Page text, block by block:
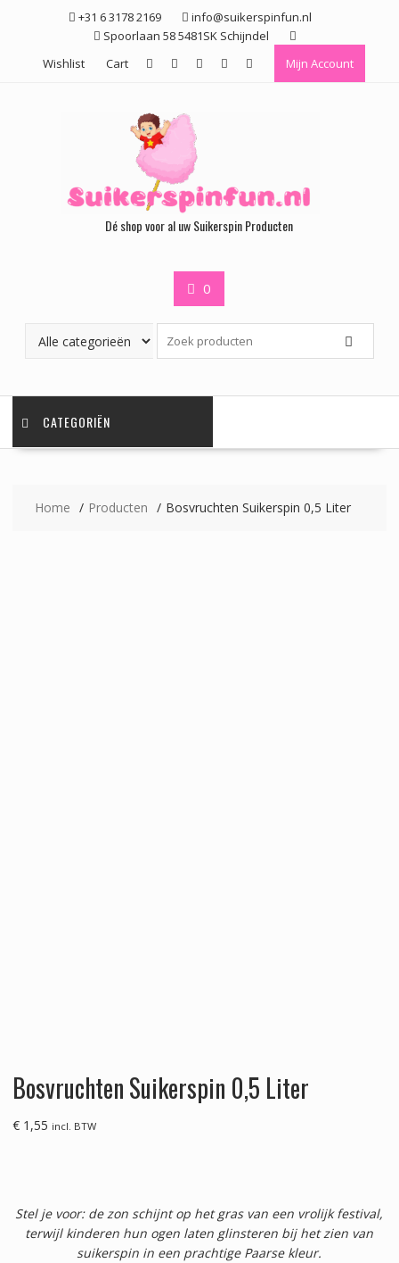
+31 6 3178 2169
info@suikerspinfun.nl
Spoorlaan 58 5481SK Schijndel
Wishlist
Cart Mijn Account
Dé shop voor al uw Suikerspin Producten
0
CATEGORIËN
Home Producten Bosvruchten Suikerspin 0,5 Liter
Bosvruchten Suikerspin 0,5 Liter
€1,55 incl. BTW
Stel je voor: de zon schijnt op het gras van een vrolijk festival,
terwijl kinderen hun ogen laten glinsteren bij het zien van
suikerspin in een prachtige Paarse kleur.